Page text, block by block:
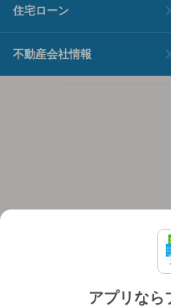
アプリなら
住宅ローン
不動産会社情報